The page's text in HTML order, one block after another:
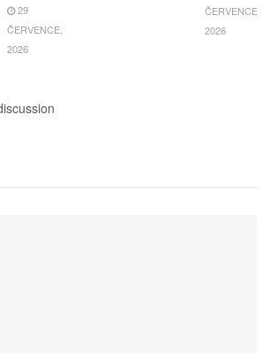
29
ČERVENCE,
2026
ČERVENCE,
2026